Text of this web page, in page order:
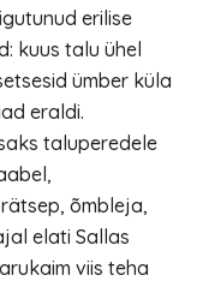
erilise
kuus talu ühel
ümber küla
eraldi.
taluperedele
õmbleja,
elati Sallas
viis teha